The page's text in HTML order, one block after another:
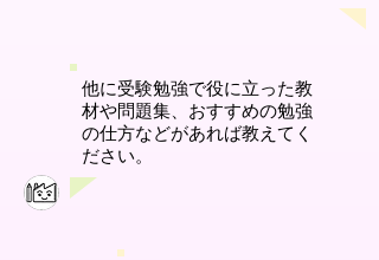
他に受験勉強で役に立った教
材や問題集、おすすめの勉強
の仕方などがあれば教えてく
ださい。